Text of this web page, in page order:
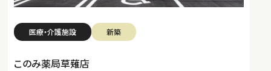
医療・介護施設 新築
このみ薬局草薙店